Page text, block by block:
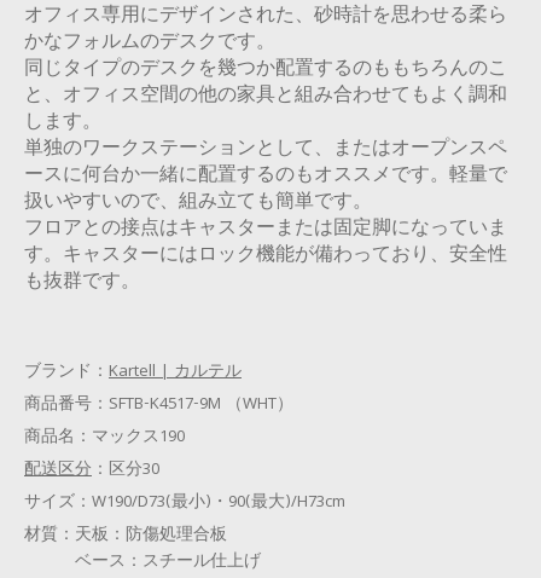
オフィス専用にデザインされた、砂時計を思わせる柔ら
かなフォルムのデスクです。
同じタイプのデスクを幾つか配置するのももちろんのこ
と、オフィス空間の他の家具と組み合わせてもよく調和
します。
単独のワークステーションとして、またはオープンスペ
ースに何台か一緒に配置するのもオススメです。軽量で
扱いやすいので、組み立ても簡単です。
フロアとの接点はキャスターまたは固定脚になっていま
す。キャスターにはロック機能が備わっており、安全性
も抜群です。
ブランド： Kartell | カルテル
商品番号： SFTB-K4517-9M （WHT）
商品名： マックス190
配送区分 ： 区分30
サイズ： W190/D73(最小)・90(最大)/H73cm
材質： 天板：防傷処理合板
ベース：スチール仕上げ